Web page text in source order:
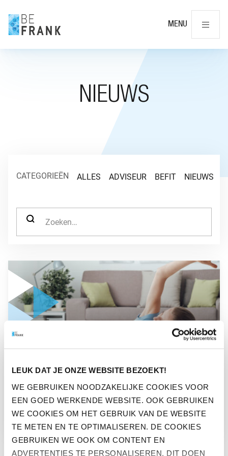
LEUK DAT JE ONZE WEBSITE BEZOEKT!
WE GEBRUIKEN NOODZAKELIJKE COOKIES VOOR
EEN GOED WERKENDE WEBSITE. OOK GEBRUIKEN
WE COOKIES OM HET GEBRUIK VAN DE WEBSITE
TE METEN EN TE OPTIMALISEREN. DE COOKIES
GEBRUIKEN WE OOK OM CONTENT EN
ADVERTENTIES TE PERSONALISEREN. DIT DOEN
MENU
NIEUWS
CATEGORIEËN ALLES ADVISEUR BEFIT NIEUWS
ZOEK NAAR:
GA NAAR “MEER AANDACHT VOOR MENTALE GEZONDHEID”
MEER AANDACHT VOOR
MENTALE GEZONDHEID